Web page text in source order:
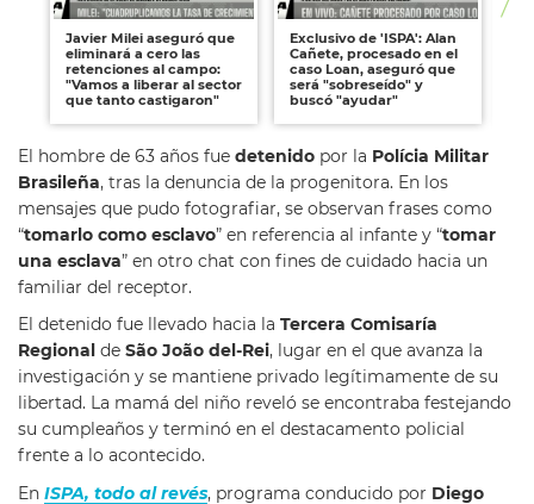
Javier Milei aseguró que
eliminará a cero las
retenciones al campo:
"Vamos a liberar al sector
que tanto castigaron"
Exclusivo de 'ISPA': Alan
Cañete, procesado en el
caso Loan, aseguró que
será "sobreseído" y
buscó "ayudar"
El hombre de 63 años fue detenido por la Polícia Militar
Brasileña, tras la denuncia de la progenitora. En los
mensajes que pudo fotografiar, se observan frases como
“tomarlo como esclavo” en referencia al infante y “tomar
una esclava” en otro chat con fines de cuidado hacia un
familiar del receptor.
El detenido fue llevado hacia la Tercera Comisaría
Regional de São João del-Rei, lugar en el que avanza la
investigación y se mantiene privado legítimamente de su
libertad. La mamá del niño reveló se encontraba festejando
su cumpleaños y terminó en el destacamento policial
frente a lo acontecido.
En ISPA, todo al revés, programa conducido por Diego